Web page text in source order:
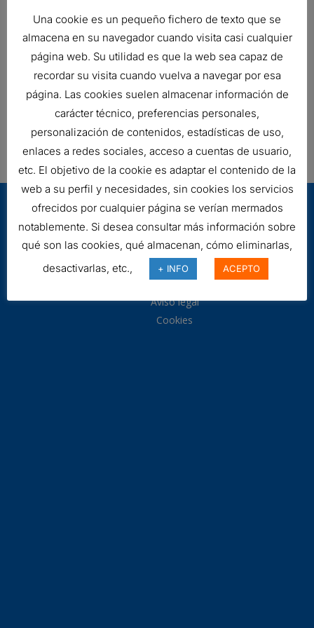
Gasket ID 62.73 mm
Efficiency 99% 22 micron
Efficiency Test Std SAE J1985
Price Type F
Aviso legal
Cookies
Una cookie es un pequeño fichero de texto que se
almacena en su navegador cuando visita casi cualquier
página web. Su utilidad es que la web sea capaz de
recordar su visita cuando vuelva a navegar por esa
página. Las cookies suelen almacenar información de
carácter técnico, preferencias personales,
personalización de contenidos, estadísticas de uso,
enlaces a redes sociales, acceso a cuentas de usuario,
etc. El objetivo de la cookie es adaptar el contenido de la
web a su perfil y necesidades, sin cookies los servicios
ofrecidos por cualquier página se verían mermados
notablemente. Si desea consultar más información sobre
qué son las cookies, qué almacenan, cómo eliminarlas,
desactivarlas, etc.,
+ INFO ACEPTO